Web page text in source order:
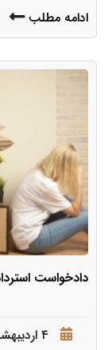
ادامه مطلب
دادخواست
۴ اردیبهشت ۱۴۰۳